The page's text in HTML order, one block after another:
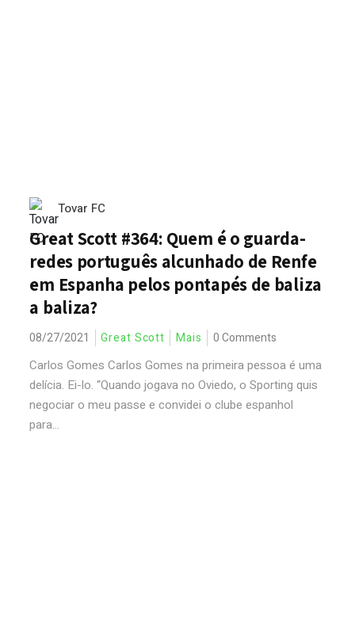
Tovar FC
Great Scott #364: Quem é o guarda-
redes português alcunhado de Renfe
em Espanha pelos pontapés de baliza
a baliza?
08/27/2021 Great Scott Mais 0 Comments
Carlos Gomes Carlos Gomes na primeira pessoa é uma
delícia. Ei-lo. “Quando jogava no Oviedo, o Sporting quis
negociar o meu passe e convidei o clube espanhol
para...